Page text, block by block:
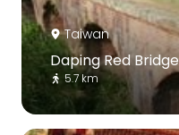
Taiwan
Daping Red Bridge
5.7 km